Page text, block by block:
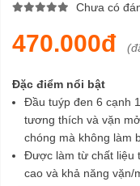
Chưa có
470.000đ
Đặc điểm nổi bật
Đầu tuýp đen 6 cạnh
tương thích và vặn
chóng mà không làm
Được làm từ chất liệu
cao và khả năng